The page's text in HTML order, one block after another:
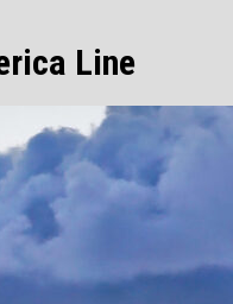
Line